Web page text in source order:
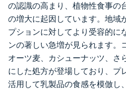
の認識の高まり、植物性食事の
の増大に起因しています。地域
プションに対してより受容的に
ンの著しい急増が見られます。
オーツ麦、カシューナッツ、さ
にした処方が登場しており、プ
活用して乳製品の食感を模倣し